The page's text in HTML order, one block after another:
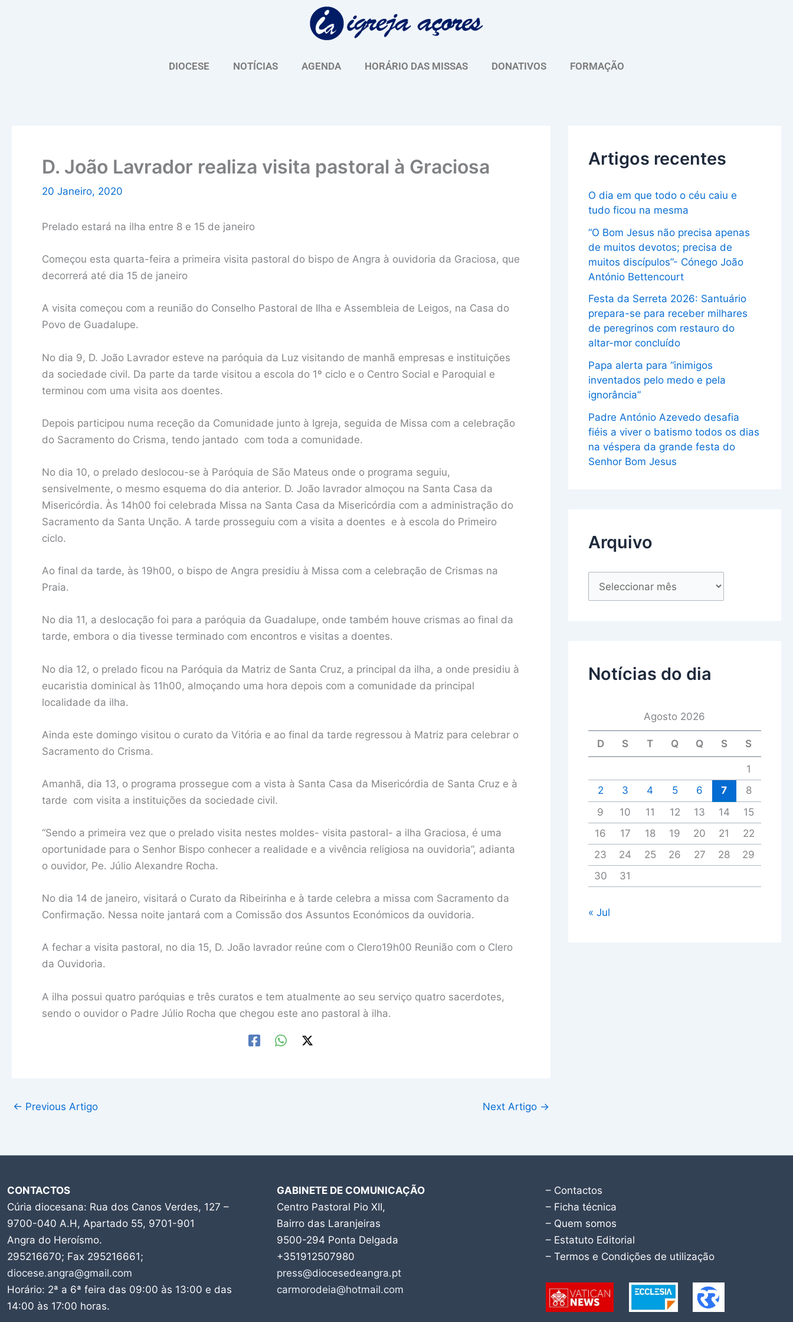
DIOCESE NOTÍCIAS AGENDA HORÁRIO DAS MISSAS DONATIVOS FORMAÇÃO
D. João Lavrador realiza visita pastoral à Graciosa
20 Janeiro, 2020
Prelado estará na ilha entre 8 e 15 de janeiro
Começou esta quarta-feira a primeira visita pastoral do bispo de Angra à ouvidoria da Graciosa, que
decorrerá até dia 15 de janeiro
A visita começou com a reunião do Conselho Pastoral de Ilha e Assembleia de Leigos, na Casa do
Povo de Guadalupe.
No dia 9, D. João Lavrador esteve na paróquia da Luz visitando de manhã empresas e instituições
da sociedade civil. Da parte da tarde visitou a escola do 1º ciclo e o Centro Social e Paroquial e
terminou com uma visita aos doentes.
Depois participou numa receção da Comunidade junto à Igreja, seguida de Missa com a celebração
do Sacramento do Crisma, tendo jantado com toda a comunidade.
No dia 10, o prelado deslocou-se à Paróquia de São Mateus onde o programa seguiu,
sensivelmente, o mesmo esquema do dia anterior. D. João lavrador almoçou na Santa Casa da
Misericórdia. Às 14h00 foi celebrada Missa na Santa Casa da Misericórdia com a administração do
Sacramento da Santa Unção. A tarde prosseguiu com a visita a doentes e à escola do Primeiro
ciclo.
Ao final da tarde, às 19h00, o bispo de Angra presidiu à Missa com a celebração de Crismas na
Praia.
No dia 11, a deslocação foi para a paróquia da Guadalupe, onde também houve crismas ao final da
tarde, embora o dia tivesse terminado com encontros e visitas a doentes.
No dia 12, o prelado ficou na Paróquia da Matriz de Santa Cruz, a principal da ilha, a onde presidiu à
eucaristia dominical às 11h00, almoçando uma hora depois com a comunidade da principal
localidade da ilha.
Ainda este domingo visitou o curato da Vitória e ao final da tarde regressou à Matriz para celebrar o
Sacramento do Crisma.
Amanhã, dia 13, o programa prossegue com a vista à Santa Casa da Misericórdia de Santa Cruz e à
tarde com visita a instituições da sociedade civil.
“Sendo a primeira vez que o prelado visita nestes moldes- visita pastoral- a ilha Graciosa, é uma
oportunidade para o Senhor Bispo conhecer a realidade e a vivência religiosa na ouvidoria”, adianta
o ouvidor, Pe. Júlio Alexandre Rocha.
No dia 14 de janeiro, visitará o Curato da Ribeirinha e à tarde celebra a missa com Sacramento da
Confirmação. Nessa noite jantará com a Comissão dos Assuntos Económicos da ouvidoria.
A fechar a visita pastoral, no dia 15, D. João lavrador reúne com o Clero19h00 Reunião com o Clero
da Ouvidoria.
A ilha possui quatro paróquias e três curatos e tem atualmente ao seu serviço quatro sacerdotes,
sendo o ouvidor o Padre Júlio Rocha que chegou este ano pastoral à ilha.
← Previous Artigo Next Artigo →
Artigos recentes
O dia em que todo o céu caiu e
tudo ficou na mesma
“O Bom Jesus não precisa apenas
de muitos devotos; precisa de
muitos discípulos”- Cónego João
António Bettencourt
Festa da Serreta 2026: Santuário
prepara-se para receber milhares
de peregrinos com restauro do
altar-mor concluído
Papa alerta para “inimigos
inventados pelo medo e pela
ignorância”
Padre António Azevedo desafia
fiéis a viver o batismo todos os dias
na véspera da grande festa do
Senhor Bom Jesus
Arquivo
u
Notícias do dia
Agosto 2026
D S T Q Q S S
1
2
3 4 5 6 7
8
9
10 11 12 13 14
15
16
17 18 19 20 21
22
23
24 25 26 27 28
29
30
31
« Jul
CONTACTOS
Cúria diocesana: Rua dos Canos Verdes, 127 –
9700-040 A.H, Apartado 55, 9701-901
Angra do Heroísmo.
295216670; Fax 295216661;
diocese.angra@gmail.com
Horário: 2ª a 6ª feira das 09:00 às 13:00 e das
14:00 às 17:00 horas.
GABINETE DE COMUNICAÇÃO
Centro Pastoral Pio XII,
Bairro das Laranjeiras
9500-294 Ponta Delgada
+351912507980
press@diocesedeangra.pt
carmorodeia@hotmail.com
– Contactos
– Ficha técnica
– Quem somos
– Estatuto Editorial
– Termos e Condições de utilização